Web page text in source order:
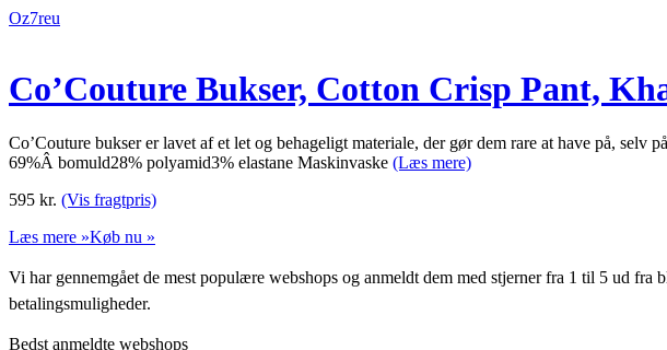
Oz7reu
Co’Couture Bukser, Cotton Crisp Pant,
Co’Couture bukser er lavet af et let og behageligt materiale, der gør dem rare at have på,
69%Â bomuld28% polyamid3% elastane Maskinvaske (Læs mere)
595 kr. (Vis fragtpris)
Læs mere »Køb nu »
Vi har gennemgået de mest populære webshops og anmeldt dem med stjerner fra 1 til 5 ud
betalingsmuligheder.
Bedst anmeldte webshops